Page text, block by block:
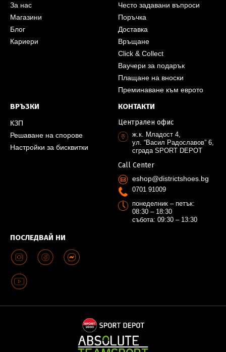
За нас
Магазини
Блог
Кариери
Често задавани въпроси
Поръчка
Доставка
Връщане
Click & Collect
Ваучери за подарък
Плащане на вноски
Преминаване към еврото
ВРЪЗКИ
КЗП
Решаване на спорове
Настройки за бисквитки
ПОСЛЕДВАЙ НИ
КОНТАКТИ
Централен офис
ж.к. Младост 4,
ул. “Васил Радославов” 6,
сграда SPORT DEPOT
Call Center
eshop@districtshoes.bg
0701 91009
понеделник – петък:
08:30 – 18:30
събота: 09:30 – 13:30